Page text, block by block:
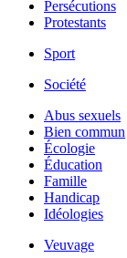
Persécutions
Protestants
Sport
Société
Abus sexuels
Bien commun
Écologie
Éducation
Famille
Handicap
Idéologies
Veuvage